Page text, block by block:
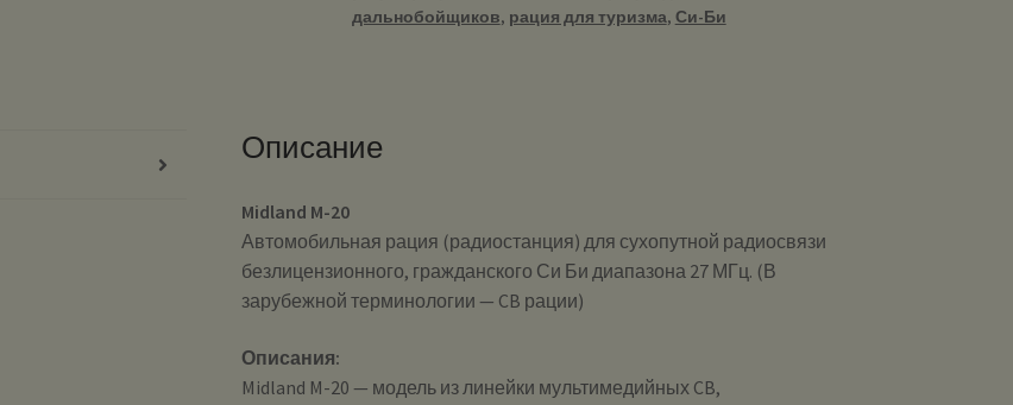
автомобильная
дальнобойщиков, рация для туризма, Си-Би
Описание
Midland M-20
Автомобильная рация (радиостанция) для сухопутной радиосвязи
безлицензионного, гражданского Си Би диапазона 27 МГц. (В
зарубежной терминологии — CB рации)
Описания:
Midland M-20 — модель из линейки мультимедийных CB,